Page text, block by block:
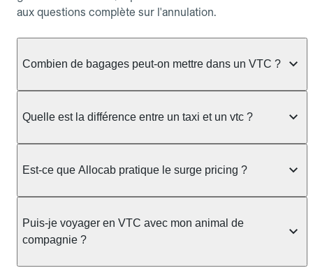
aux questions complète sur l'annulation.
Combien de bagages peut-on mettre dans un VTC ?
réservée :
Berline, Green, Berline Affaires, VAO : jusqu'à 3
Moto-taxi : jusqu'à 2 bagages cabine TPMR : 1
bagage
Le prix de la course ne change pas selon le
nombre de bagages. Si vous avez des bagages
Quelle est la différence entre un taxi et un vtc ?
dans la rue ou à une station, avec un tarif calculé au
réservation préalable et propose un prix fixe connu
à l'avance, sans mauvaise surprise ni frais cachés.
Chez Allocab, tous les chauffeurs sont des
Est-ce que Allocab pratique le surge pricing ?
prix de votre course est calculé et affiché avant la
validation de la réservation, puis fixé définitivement.
Puis-je voyager en VTC avec mon animal de
compagnie ?